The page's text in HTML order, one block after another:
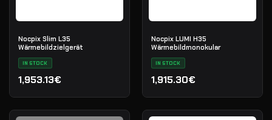
Nocpix Slim L35
Wärmebildzielgerät
IN STOCK
1,953.13€
Nocpix LUMI H35
Wärmebildmonokular
IN STOCK
1,915.30€